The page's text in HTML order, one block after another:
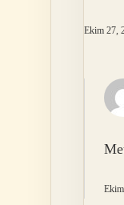
Ekim 27,